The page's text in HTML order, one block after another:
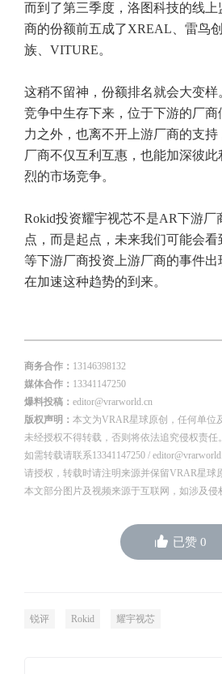
而到了第三季度，洛图科技的线
商的份额前五成了XREAL、雷鸟
族、VITURE。
这稍不留神，份额排名就会大变
竞争中生存下来，位于下游的厂
力之外，也离不开上游厂商的支
厂商不仅互利互惠，也能加深彼
烈的市场竞争。
Rokid投资耀宇视芯不是AR下游厂
点，而是起点，未来我们可能会
等下游厂商投资上游厂商的事件出
在加速这种趋势的到来。
商务合作： 13146398132
媒体合作： 13341147250
爆料投稿： editor@vrarworld.cn
版权声明： 本文为VRAR星球原创，任何单位
未经授权不得转载，否则将依法追究侵权责任。
如需转载请联系13341147250 /
请授权，转载时请注明来源并保留VRAR星球
本文部分图片及视频来源于互联网，如涉及侵
已赞 0
锐评 Rokid 耀宇视芯